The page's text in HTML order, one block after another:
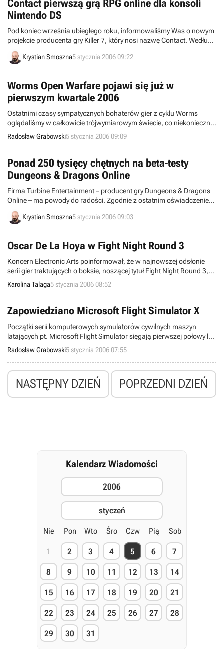
Contact pierwszą grą RPG online dla konsoli
Nintendo DS
Pod koniec września ubiegłego roku, informowaliśmy Was o nowym
projekcie producenta gry Killer 7, który nosi nazwę Contact. Według
ostatnich wieści płynących z oficjalnej strony programu, będzie to
pierwsza gra RPG na konsolę Nintendo DS, umożliwiająca zabawę
Krystian Smoszna5 stycznia 2006 09:22
Worms Open Warfare pojawi się już w
pierwszym kwartale 2006
Ostatnimi czasy sympatycznych bohaterów gier z cyklu Worms
oglądaliśmy w całkowicie trójwymiarowym świecie, co niekoniecznie
przypadło do gustu tzw. starym wyjadaczom. Różowi awanturnicy
powrócą jednak wkrótce do klasycznej płaskiej rzeczywistości (vide
m.in. Worms: Armageddon) w pozycji, zatytułowanej Worms Open
Warfare.
Radosław Grabowski5 stycznia 2006 09:09
Ponad 250 tysięcy chętnych na beta-testy
Dungeons & Dragons Online
Firma Turbine Entertainment – producent gry Dungeons & Dragons
Online – ma powody do radości. Zgodnie z ostatnim oświadczeniem
prasowym opublikowanym wczoraj w Internecie, chęć udziału w
beta-testach programu wyraziło już ponad 250 tysięcy
Krystian Smoszna5 stycznia 2006 09:03
Oscar De La Hoya w Fight Night Round 3
Koncern Electronic Arts poinformował, że w najnowszej odsłonie
serii gier traktujących o boksie, noszącej tytuł Fight Night Round 3,
wystąpi wielokrotny mistrz świata w sześciu kategoriach wagowych,
złoty medalista Igrzysk Olimpijskich w Barcelonie, czyli Oscar De La
Hoya.
Karolina Talaga5 stycznia 2006 08:52
Zapowiedziano Microsoft Flight Simulator X
Początki serii komputerowych symulatorów cywilnych maszyn
latających pt. Microsoft Flight Simulator sięgają pierwszej połowy lat
osiemdziesiątych ubiegłego wieku. Jednak od chwili premiery MS FS
2004: A Century of Flight w 2003 roku nie pojawiła się nowa odsłona
niniejszego cyklu. Trwające teraz targi Consumer Electronic Show
przyniosły nam nareszcie konkretne informacje nt. kolejnej części.
Radosław Grabowski5 stycznia 2006 07:55
NASTĘPNY DZIEŃ POPRZEDNI DZIEŃ
Kalendarz Wiadomości
2006
styczeń
Nie Pon Wto Śro Czw Pią Sob
1 2 3 4 5 6 7
8 9 10 11 12 13 14
15 16 17 18 19 20 21
22 23 24 25 26 27 28
29 30 31